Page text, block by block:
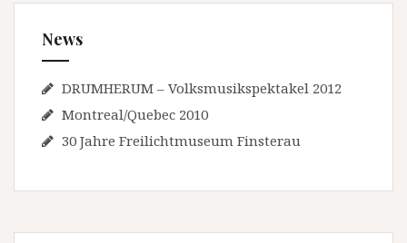
News
DRUMHERUM – Volksmusikspektakel 2012
Montreal/Quebec 2010
30 Jahre Freilichtmuseum Finsterau